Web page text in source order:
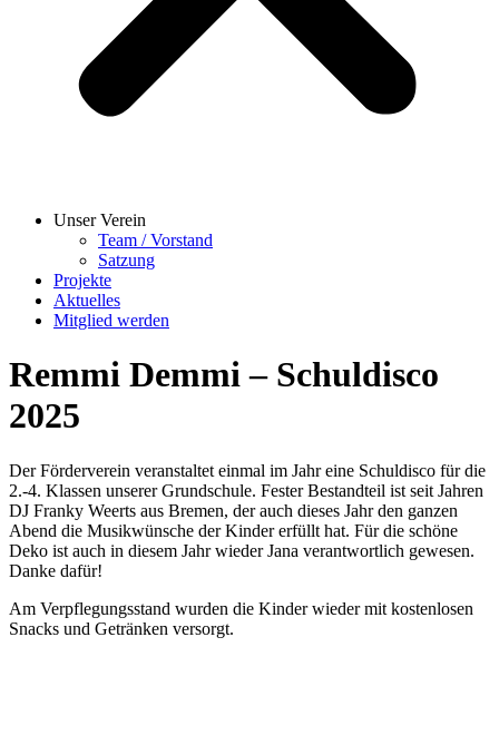
Unser Verein
Team / Vorstand
Satzung
Projekte
Aktuelles
Mitglied werden
Remmi Demmi – Schuldisco
2025
Der Förderverein veranstaltet einmal im Jahr eine Schuldisco für die
2.-4. Klassen unserer Grundschule. Fester Bestandteil ist seit Jahren
DJ Franky Weerts aus Bremen, der auch dieses Jahr den ganzen
Abend die Musikwünsche der Kinder erfüllt hat. Für die schöne
Deko ist auch in diesem Jahr wieder Jana verantwortlich gewesen.
Danke dafür!
Am Verpflegungsstand wurden die Kinder wieder mit kostenlosen
Snacks und Getränken versorgt.